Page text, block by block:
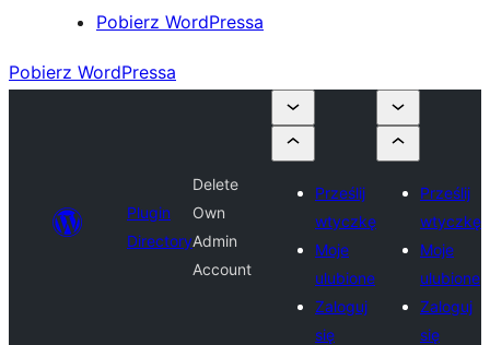
Pobierz WordPressa
Pobierz WordPressa
Plugin
Directory
Delete
Own
Admin
Account
Prześlij
wtyczkę
Moje
ulubione
Zaloguj
się
Prześlij
wtyczkę
Moje
ulubione
Zaloguj
się